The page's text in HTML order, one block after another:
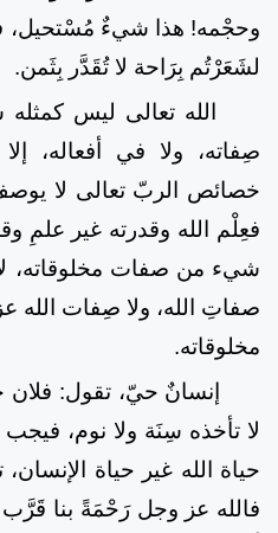
وحجْمه! هذا شيءٌ مُسْتحيل،
لشَعَرْتُم بِرَاحة لا تُقَدَّر بِثَمن.
الله تعالى ليس كمثله
صِفاته، ولا في أفعاله،
خصائص الربّ تعالى لا
فعِلْم الله وقدرته غير علمِ
شيء من صفات مخلوقاته،
صفاتِ الله، ولا صِفات
مخلوقاته.
إنسانٌ حيّ، تقول: فلان
لا تأخذه سِنَة ولا نوم، فيجب
حياة الله غير حياة
فالله عز وجل رَحْمَةً بنا قَرَّب